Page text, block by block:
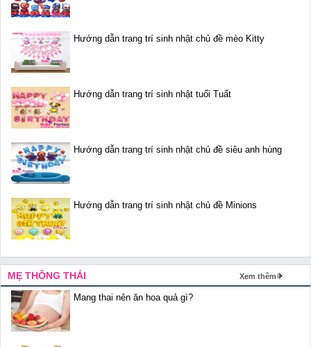
Hướng dẫn trang trí sinh nhật chủ đề mèo Kitty
Hướng dẫn trang trí sinh nhật tuổi Tuất
Hướng dẫn trang trí sinh nhật chủ đề siêu anh hùng
Hướng dẫn trang trí sinh nhật chủ đề Minions
MẸ THÔNG THÁI Xem thêm
Mang thai nên ăn hoa quả gì?